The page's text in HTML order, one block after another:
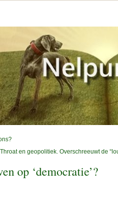
en geopolitiek. Overschreeuwt de
op ‘democratie’?